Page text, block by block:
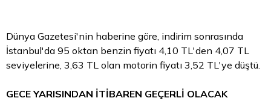
Dünya Gazetesi'nin haberine göre, indirim sonrasında
İstanbul'da 95 oktan benzin fiyatı 4,10 TL'den 4,07 TL
seviyelerine, 3,63 TL olan motorin fiyatı 3,52 TL'ye düştü.
GECE YARISINDAN İTİBAREN GEÇERLİ OLACAK